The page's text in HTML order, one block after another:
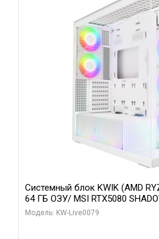
Системный блок KWIK (AMD
64 ГБ ОЗУ/ MSI RTX5080
256bit 3xDP HDMI/ 960 ГБ SSD)
Модель: KW-Live0079